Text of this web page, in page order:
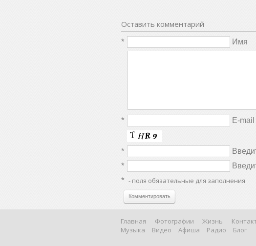
Оставить комментарий
* Имя
* E-mail
*
*
* - поля обязательные для заполнения
Комментировать
Главная Фотографии Жизнь
Музыка
Видео Афиша Радио Блог